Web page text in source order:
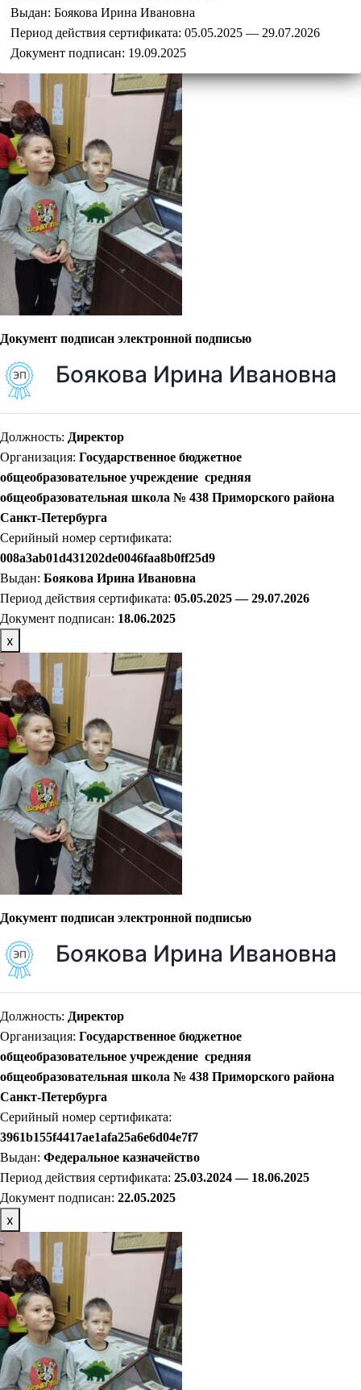
Выдан: Боякова Ирина Ивановна
Период действия сертификата: 05.05.2025 — 29.07.2026
Документ подписан: 19.09.2025
Документ подписан электронной подписью
Боякова Ирина Ивановна
Должность: Директор
Организация: Государственное бюджетное
общеобразовательное учреждение средняя
общеобразовательная школа № 438 Приморского района
Санкт-Петербурга
Серийный номер сертификата:
008a3ab01d431202de0046faa8b0ff25d9
Выдан: Боякова Ирина Ивановна
Период действия сертификата: 05.05.2025 — 29.07.2026
Документ подписан: 18.06.2025
х
Документ подписан электронной подписью
Боякова Ирина Ивановна
Должность: Директор
Организация: Государственное бюджетное
общеобразовательное учреждение средняя
общеобразовательная школа № 438 Приморского района
Санкт-Петербурга
Серийный номер сертификата:
3961b155f4417ae1afa25a6e6d04e7f7
Выдан: Федеральное казначейство
Период действия сертификата: 25.03.2024 — 18.06.2025
Документ подписан: 22.05.2025
х